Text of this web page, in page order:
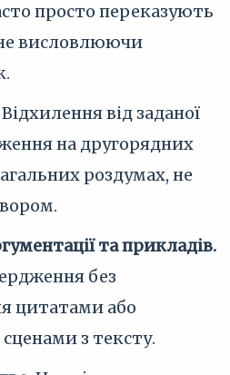
просто переказують
висловлюючи
Відхилення від заданої
на другорядних
роздумах, не
та прикладів.
без
цитатами або
з тексту.